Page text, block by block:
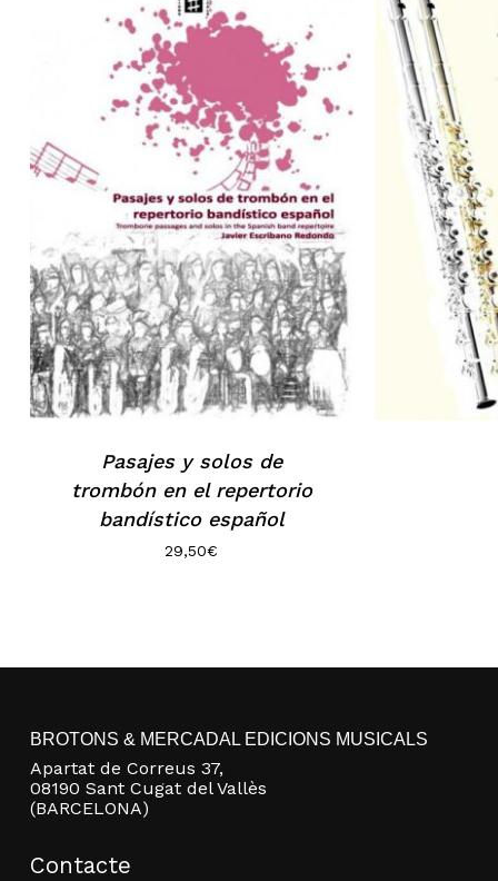
Pasajes y solos de
trombón en el repertorio
bandístico español
29,50€
BROTONS & MERCADAL EDICIONS MUSICALS
Apartat de Correus 37,
08190 Sant Cugat del Vallès
(BARCELONA)
Contacte